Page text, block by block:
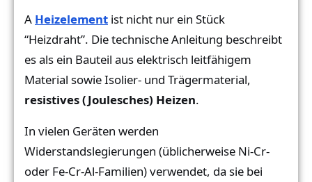
A Heizelement ist nicht nur ein Stück
“Heizdraht”. Die technische Anleitung beschreibt
es als ein Bauteil aus elektrisch leitfähigem
Material sowie Isolier- und Trägermaterial,
resistives (Joulesches) Heizen.
In vielen Geräten werden
Widerstandslegierungen (üblicherweise Ni-Cr-
oder Fe-Cr-Al-Familien) verwendet, da sie bei